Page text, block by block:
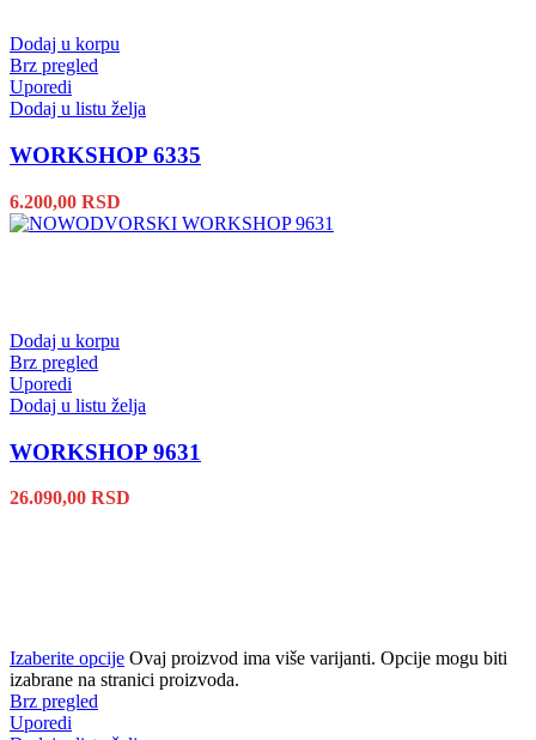
Dodaj u korpu
Brz pregled
Uporedi
Dodaj u listu želja
WORKSHOP 6335
6.200,00 RSD
Dodaj u korpu
Brz pregled
Uporedi
Dodaj u listu želja
WORKSHOP 9631
26.090,00 RSD
Izaberite opcije Ovaj proizvod ima više varijanti. Opcije mogu biti
izabrane na stranici proizvoda.
Brz pregled
Uporedi